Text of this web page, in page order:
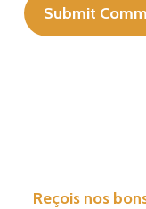
Reçois nos